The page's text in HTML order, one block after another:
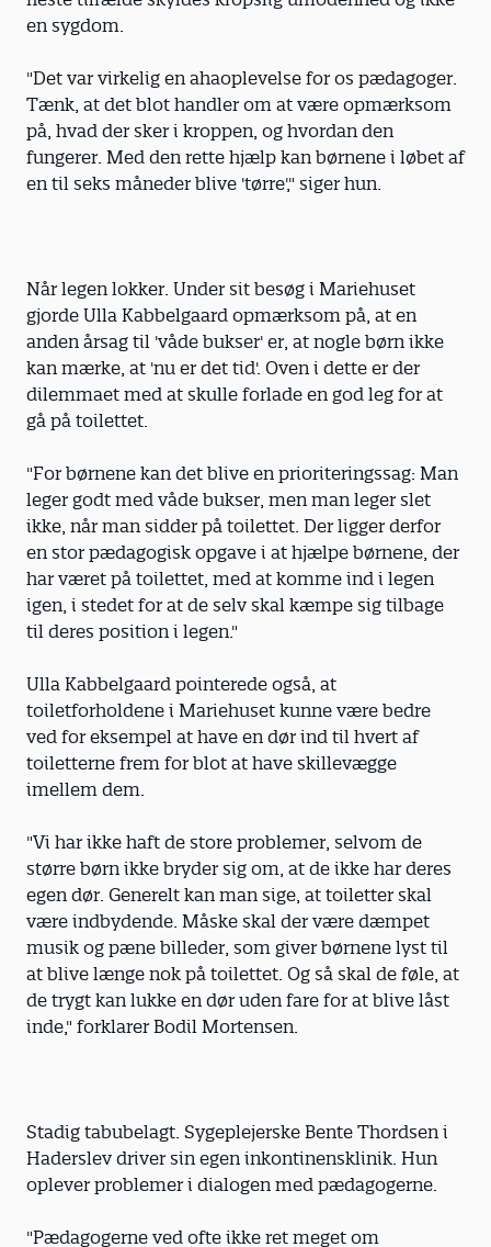
en sygdom.
"Det var virkelig en ahaoplevelse for os pædagoger.
Tænk, at det blot handler om at være opmærksom
på, hvad der sker i kroppen, og hvordan den
fungerer. Med den rette hjælp kan børnene i løbet af
en til seks måneder blive 'tørre'," siger hun.
Når legen lokker. Under sit besøg i Mariehuset
gjorde Ulla Kabbelgaard opmærksom på, at en
anden årsag til 'våde bukser' er, at nogle børn ikke
kan mærke, at 'nu er det tid'. Oven i dette er der
dilemmaet med at skulle forlade en god leg for at
gå på toilettet.
"For børnene kan det blive en prioriteringssag: Man
leger godt med våde bukser, men man leger slet
ikke, når man sidder på toilettet. Der ligger derfor
en stor pædagogisk opgave i at hjælpe børnene, der
har været på toilettet, med at komme ind i legen
igen, i stedet for at de selv skal kæmpe sig tilbage
til deres position i legen."
Ulla Kabbelgaard pointerede også, at
toiletforholdene i Mariehuset kunne være bedre
ved for eksempel at have en dør ind til hvert af
toiletterne frem for blot at have skillevægge
imellem dem.
"Vi har ikke haft de store problemer, selvom de
større børn ikke bryder sig om, at de ikke har deres
egen dør. Generelt kan man sige, at toiletter skal
være indbydende. Måske skal der være dæmpet
musik og pæne billeder, som giver børnene lyst til
at blive længe nok på toilettet. Og så skal de føle, at
de trygt kan lukke en dør uden fare for at blive låst
inde," forklarer Bodil Mortensen.
Stadig tabubelagt. Sygeplejerske Bente Thordsen i
Haderslev driver sin egen inkontinensklinik. Hun
oplever problemer i dialogen med pædagogerne.
"Pædagogerne ved ofte ikke ret meget om